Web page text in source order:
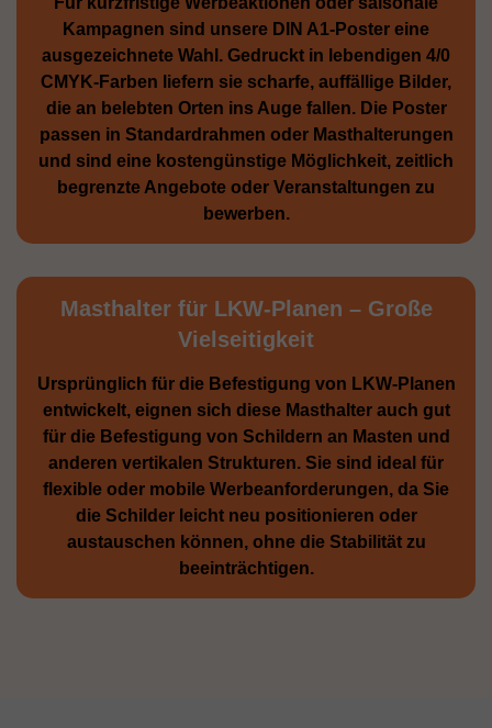
Kampagnen sind unsere DIN A1-Poster eine
ausge­zeichnete Wahl. Gedruckt in lebendigen 4/0
CMYK-Farben liefern sie scharfe, auffällige Bilder,
die an belebten Orten ins Auge fallen. Die Poster
passen in Standardrahmen oder Masthalterungen
und sind eine kostengünstige Möglichkeit, zeitlich
begrenzte Angebote oder Veranstaltungen zu
bewerben.
Masthalter für LKW-Planen – Große
Vielseitigkeit
Ursprünglich für die Be­festigung von LKW-Planen
entwickelt, eignen sich diese Masthalter auch gut
für die Befestigung von Schildern an Masten und
anderen vertikalen Strukturen. Sie sind ideal für
flexible oder mobile Werbean­forderungen, da Sie
die Schilder leicht neu positio­nieren oder
austauschen können, ohne die Stabilität zu
beeinträchtigen.